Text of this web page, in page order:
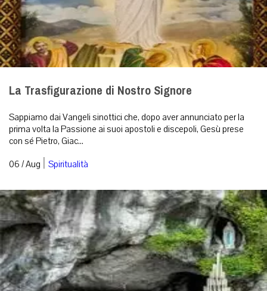
La Trasfigurazione di Nostro Signore
Sappiamo dai Vangeli sinottici che, dopo aver annunciato per la
prima volta la Passione ai suoi apostoli e discepoli, Gesù prese
con sé Pietro, Giac...
06 / Aug | Spiritualità